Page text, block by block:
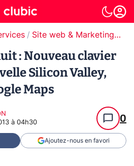
Site web & Marketing Digital
: Nouveau clavier
Silicon Valley,
Maps
à 04h30 0
Ajoutez-nous en favori